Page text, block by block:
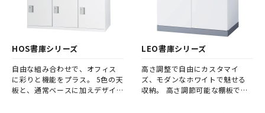
HOS書庫シリーズ
自由な組み合わせで、オフィス
に彩りと機能をプラス。 5色の天
板と、通常ベースに加えデザイ
LEO書庫シリーズ
高さ調整で自由にカスタマイ
ズ、モダンなホワイトで魅せる
収納。 高さ調節可能な棚板で柔